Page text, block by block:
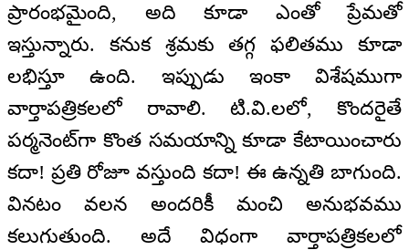
ప్రారంభమైంది, అది కూడా ఎంతో ప్రేమతో
ఇస్తున్నారు. కనుక శ్రమకు తగ్గ ఫలితము కూడా
లభిస్తూ ఉంది. ఇప్పుడు ఇంకా విశేషముగా
వార్తాపత్రికలలో రావాలి. టి.వి.లలో, కొందరైతే
పర్మనెంట్‌గా కొంత సమయాన్ని కూడా కేటాయించారు
కదా! ప్రతి రోజూ వస్తుంది కదా! ఈ ఉన్నతి బాగుంది.
వినటం వలన అందరికీ మంచి అనుభవము
కలుగుతుంది. అదే విధంగా వార్తాపత్రికలలో